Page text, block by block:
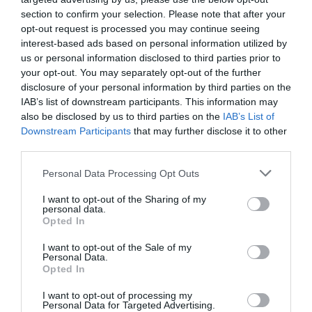
section to confirm your selection. Please note that after your
opt-out request is processed you may continue seeing
interest-based ads based on personal information utilized by
us or personal information disclosed to third parties prior to
your opt-out. You may separately opt-out of the further
disclosure of your personal information by third parties on the
IAB’s list of downstream participants. This information may
also be disclosed by us to third parties on the IAB’s List of
Downstream Participants that may further disclose it to other
Please note that this website/app uses one or more Google
not limited to your visit or usage behaviour. You may click to
grant or deny consent to Google and its third-party tags to
use your data for below specified purposes in below Google
consent section.
Personal Data Processing Opt Outs
I want to opt-out of the Sharing of my
personal data.
Opted In
I want to opt-out of the Sale of my
Personal Data.
Opted In
I want to opt-out of processing my
Personal Data for Targeted Advertising.